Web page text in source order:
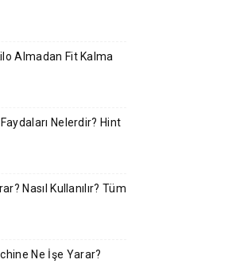
Almadan Fit Kalma
Nelerdir? Hint
Nasıl Kullanılır? Tüm
Ne İşe Yarar?